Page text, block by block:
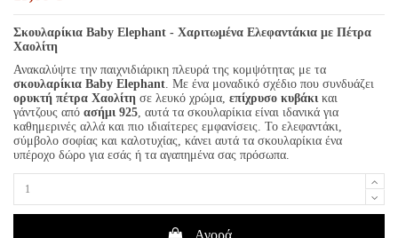
Σκουλαρίκια Baby Elephant - Χαριτωμένα Ελεφαντάκια με Πέτρα
Χαολίτη
Ανακαλύψτε την παιχνιδιάρικη πλευρά της κομψότητας με τα
σκουλαρίκια Baby Elephant. Με ένα μοναδικό σχέδιο που συνδυάζει
ορυκτή πέτρα Χαολίτη σε λευκό χρώμα, επίχρυσο κυβάκικαι
γάντζους από ασήμι 925, αυτά τα σκουλαρίκια είναι ιδανικά για
καθημερινές αλλά και πιο ιδιαίτερες εμφανίσεις. Το ελεφαντάκι,
σύμβολο σοφίας και καλοτυχίας, κάνει αυτά τα σκουλαρίκια ένα
υπέροχο δώρο για εσάς ή τα αγαπημένα σας πρόσωπα.
Αγορά